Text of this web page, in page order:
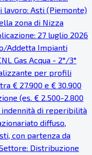
lavoro: Asti (Piemonte)
zona di Nizza
27 luglio 2026
Addetta Impianti
Gas Acqua - 2°/3°
per profili
€ 27.900 e € 30.900
(es. € 2.500-2.800
indennità di reperibilità
diffuso,
con partenza da
Distribuzione